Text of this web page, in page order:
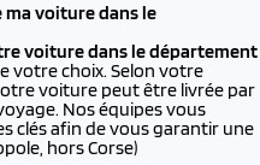
ma voiture dans le
voiture dans le département
votre choix. Selon votre
voiture peut être livrée par
Nos équipes vous
clés afin de vous garantir une
hors Corse)